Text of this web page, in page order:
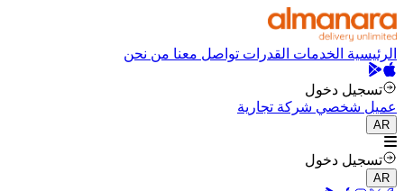
الرئيسية الخدمات القدرات تواصل معنا من نحن
تسجيل دخول
عميل شخصي شركة تجارية
AR
تسجيل دخول
AR